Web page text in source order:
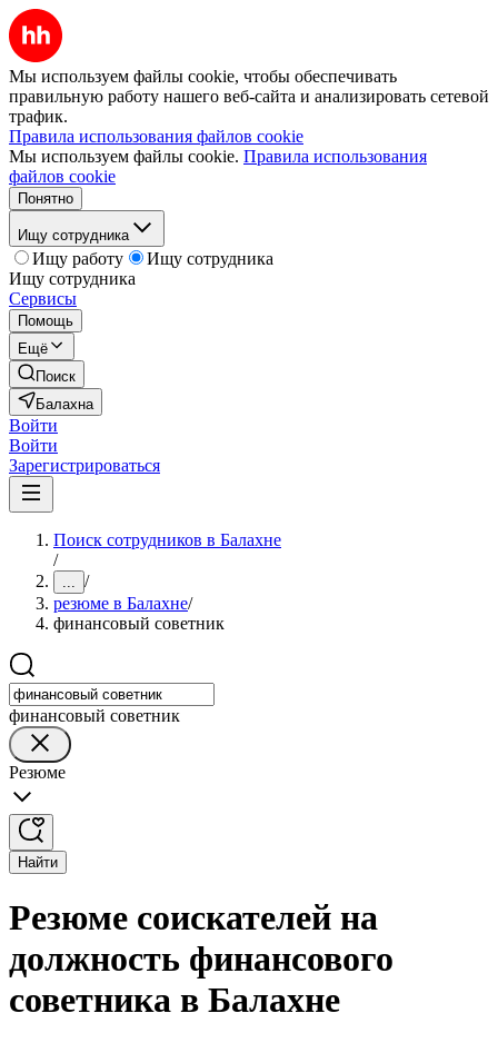
Мы используем файлы cookie, чтобы обеспечивать
правильную работу нашего веб-сайта и анализировать сетевой
трафик.
Правила использования файлов cookie
Мы используем файлы cookie. Правила использования
файлов cookie
Понятно
Ищу сотрудника
Ищу работу
Ищу сотрудника
Ищу сотрудника
Сервисы
Помощь
Ещё
Поиск
Балахна
Войти
Войти
Зарегистрироваться
Поиск сотрудников в Балахне
/
... /
резюме в Балахне/
финансовый советник
финансовый советник
Резюме
Найти
Резюме соискателей на
должность финансового
советника в Балахне